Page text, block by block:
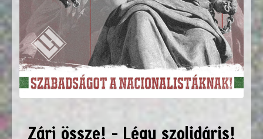
Zárj össze! - Légy szolidáris!